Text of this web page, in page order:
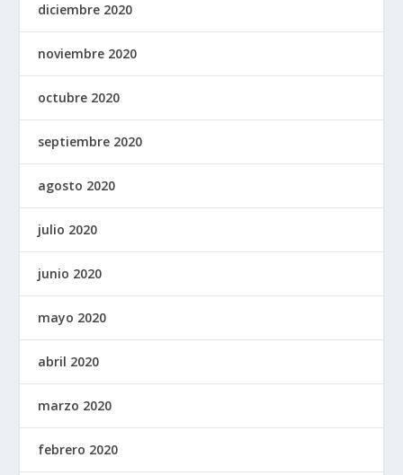
diciembre 2020
noviembre 2020
octubre 2020
septiembre 2020
agosto 2020
julio 2020
junio 2020
mayo 2020
abril 2020
marzo 2020
febrero 2020